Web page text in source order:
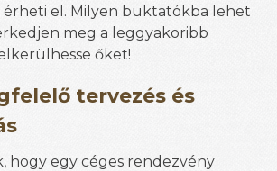
el. Milyen buktatókba lehet
meg a leggyakoribb
őket!
tervezés és
hogy egy céges rendezvény